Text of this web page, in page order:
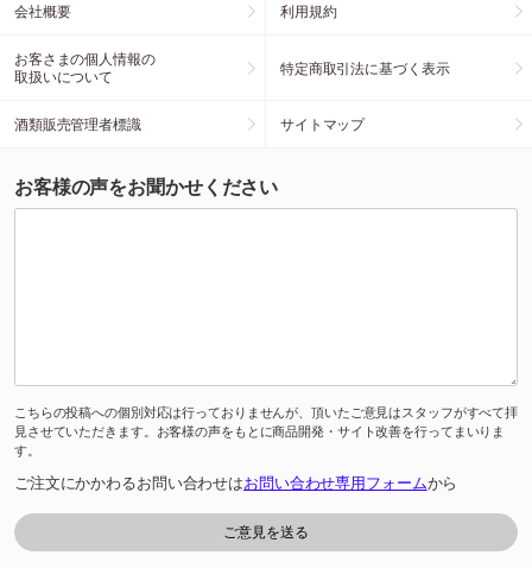
会社概要 利用規約
お客さまの個人情報の
取扱いについて
特定商取引法に基づく表示
酒類販売管理者標識 サイトマップ
お客様の声をお聞かせください
こちらの投稿への個別対応は行っておりませんが、頂いたご意見はスタッフがすべて拝
見させていただきます。お客様の声をもとに商品開発・サイト改善を行ってまいりま
す。
ご注文にかかわるお問い合わせはお問い合わせ専用フォームから